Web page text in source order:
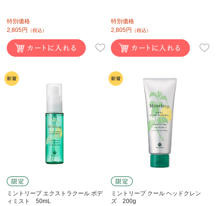
特別価格
2,805円 （税込）
特別価格
2,805円 （税込）
ミントリープ エクストラクール ボデ
ィミスト 50mL
ミントリープ クール ヘッドクレン
ズ 200g